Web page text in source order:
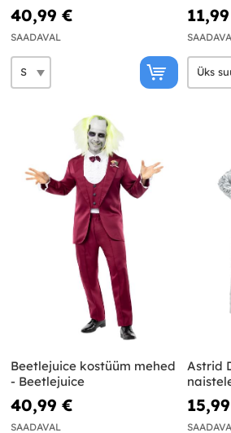
40,99 €
SAADAVAL
Beetlejuice kostüüm mehed
- Beetlejuice
40,99 €
SAADAVAL
Astrid